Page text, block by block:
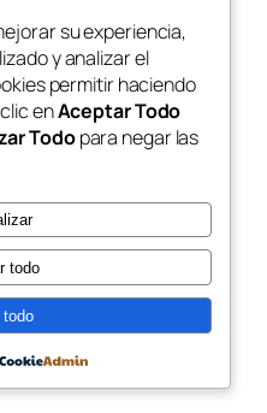
Diseñado conWordPress
su experiencia,
y analizar el
permitir haciendo
enAceptar Todo
Todopara negar las
todo